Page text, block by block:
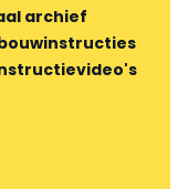
archief